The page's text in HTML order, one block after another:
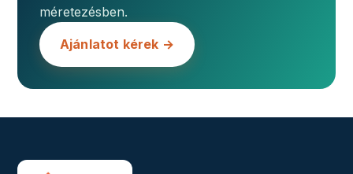
méretezésben.
Ajánlatot kérek →